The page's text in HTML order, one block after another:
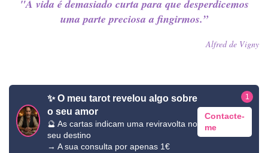
"A vida é demasiado curta para que desperdicemos
uma parte preciosa a fingirmos.”
Alfred de Vigny
✨ O meu tarot revelou algo sobre
o seu amor
🔮 As cartas indicam uma reviravolta no
seu destino
→ A sua consulta por apenas 1€
Contacte-
me
1